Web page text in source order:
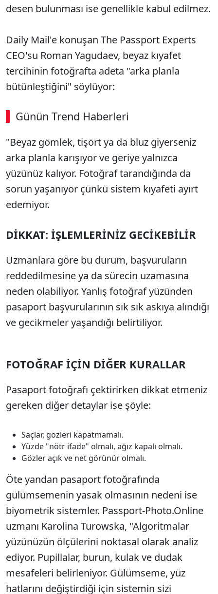
desen bulunması ise genellikle kabul edilmez.
Daily Mail'e konuşan The Passport Experts
CEO'su Roman Yagudaev, beyaz kıyafet
tercihinin fotoğrafta adeta "arka planla
bütünleştiğini" söylüyor:
Günün Trend Haberleri
"Beyaz gömlek, tişört ya da bluz giyerseniz
arka planla karışıyor ve geriye yalnızca
yüzünüz kalıyor. Fotoğraf tarandığında da
sorun yaşanıyor çünkü sistem kıyafeti ayırt
edemiyor.
DİKKAT: İŞLEMLERİNİZ GECİKEBİLİR
Uzmanlara göre bu durum, başvuruların
reddedilmesine ya da sürecin uzamasına
neden olabiliyor. Yanlış fotoğraf yüzünden
pasaport başvurularının sık sık askıya alındığı
ve gecikmeler yaşandığı belirtiliyor.
FOTOĞRAF İÇİN DİĞER KURALLAR
Pasaport fotoğrafı çektirirken dikkat etmeniz
gereken diğer detaylar ise şöyle:
Saçlar, gözleri kapatmamalı.
Yüzde "nötr ifade" olmalı, ağız kapalı olmalı.
Gözler açık ve net görünür olmalı.
Öte yandan pasaport fotoğrafında
gülümsemenin yasak olmasının nedeni ise
biyometrik sistemler. Passport-Photo.Online
uzmanı Karolina Turowska, "Algoritmalar
yüzünüzün ölçülerini noktasal olarak analiz
ediyor. Pupillalar, burun, kulak ve dudak
mesafeleri belirleniyor. Gülümseme, yüz
hatlarını değiştirdiği için sistemin sizi